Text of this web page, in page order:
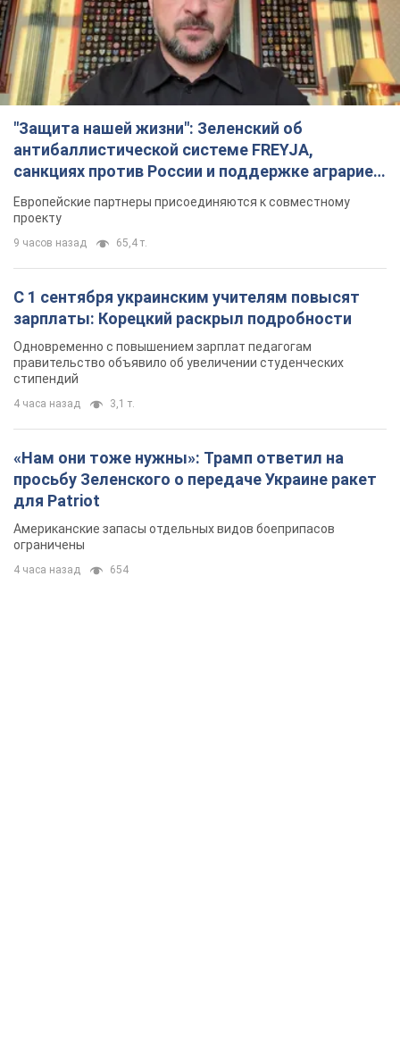
"Защита нашей жизни": Зеленский об
антибаллистической системе FREYJA,
санкциях против России и поддержке аграриев.
Видео
Европейские партнеры присоединяются к совместному
проекту
9 часов назад 65,4 т.
С 1 сентября украинским учителям повысят
зарплаты: Корецкий раскрыл подробности
Одновременно с повышением зарплат педагогам
правительство объявило об увеличении студенческих
стипендий
4 часа назад 3,1 т.
«Нам они тоже нужны»: Трамп ответил на
просьбу Зеленского о передаче Украине ракет
для Patriot
Американские запасы отдельных видов боеприпасов
ограничены
4 часа назад 654